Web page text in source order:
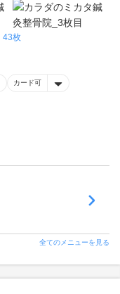
43枚
カード可
全てのメニューを見る